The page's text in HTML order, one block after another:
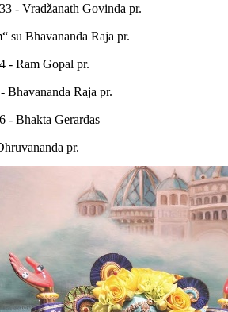
- Vradžanath Govinda pr.
su Bhavananda Raja pr.
- Ram Gopal pr.
Bhavananda Raja pr.
- Bhakta Gerardas
pr.